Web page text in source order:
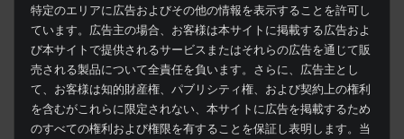
特定のエリアに広告およびその他の情報を表示することを許可し
ています。広告主の場合、お客様は本サイトに掲載する広告およ
び本サイトで提供されるサービスまたはそれらの広告を通じて販
売される製品について全責任を負います。さらに、広告主とし
て、お客様は知的財産権、パブリシティ権、および契約上の権利
を含むがこれらに限定されない、本サイトに広告を掲載するため
のすべての権利および権限を有することを保証し表明します。当